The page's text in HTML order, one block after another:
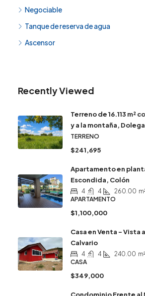
Negociable
Tanque de reserva de agua
Ascensor
Recently Viewed
Terreno de 16.113 m²
y a la montaña, Dolega
TERRENO
$241,695
Apartamento en
Escondida, Colón
4 4 260.00
APARTAMENTO
$1,100,000
Casa en Venta – Vista
Calvario
4 4 240.00 m²
CASA
$349,000